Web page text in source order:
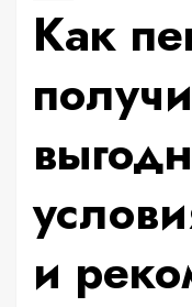
Как
и